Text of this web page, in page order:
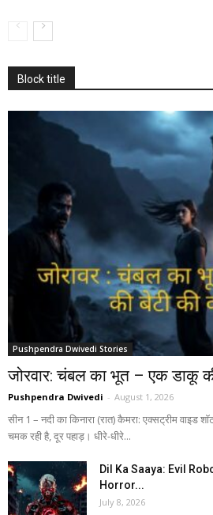
Block title
Pushpendra Dwivedi Stories
जोरवार: चंबल का भूत – एक डाकू
Pushpendra Dwivedi - August 1, 2026
सीन 1 – नदी का किनारा (रात) कैमरा: एक्सट्रीम वाइड
चमक रही है, दूर पहाड़। धीरे-धीरे...
Dil Ka Saaya: Evil
Horror...
July 8, 2026